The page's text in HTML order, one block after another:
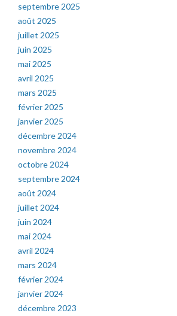
septembre 2025
août 2025
juillet 2025
juin 2025
mai 2025
avril 2025
mars 2025
février 2025
janvier 2025
décembre 2024
novembre 2024
octobre 2024
septembre 2024
août 2024
juillet 2024
juin 2024
mai 2024
avril 2024
mars 2024
février 2024
janvier 2024
décembre 2023